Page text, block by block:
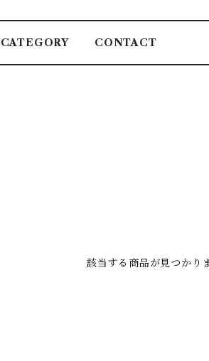
CATEGORY CONTACT
該当する商品が見つかり